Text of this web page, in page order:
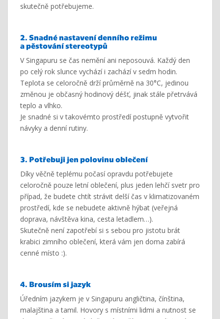
skutečně potřebujeme.
2. Snadné nastavení denního režimu
a pěstování stereotypů
V Singapuru se čas nemění ani neposouvá. Každý den
po celý rok slunce vychází i zachází v sedm hodin.
Teplota se celoročně drží průměrně na 30°C, jedinou
změnou je občasný hodinový déšť, jinak stále přetrvává
teplo a vlhko.
Je snadné si v takovémto prostředí postupně vytvořit
návyky a denní rutiny.
3. Potřebuji jen polovinu oblečení
Díky věčně teplému počasí opravdu potřebujete
celoročně pouze letní oblečení, plus jeden lehčí svetr pro
případ, že budete chtít strávit delší čas v klimatizovaném
prostředí, kde se nebudete aktivně hýbat (veřejná
doprava, návštěva kina, cesta letadlem…).
Skutečně není zapotřebí si s sebou pro jistotu brát
krabici zimního oblečení, která vám jen doma zabírá
cenné místo :).
4. Brousím si jazyk
Úředním jazykem je v Singapuru angličtina, čínština,
malajština a tamil. Hovory s místními lidmi a nutnost se